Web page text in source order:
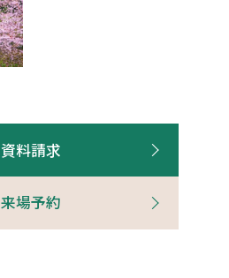
資料請求
来場予約